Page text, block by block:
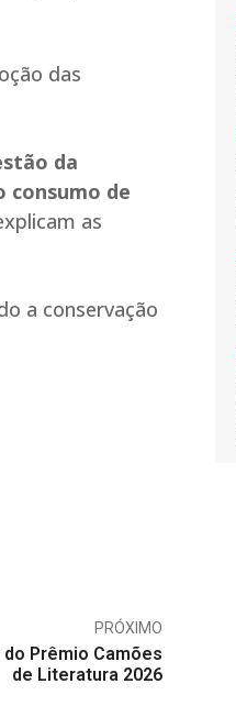
das
da
consumo de
as
a conservação
PRÓXIMO
Prêmio Camões
de Literatura 2026